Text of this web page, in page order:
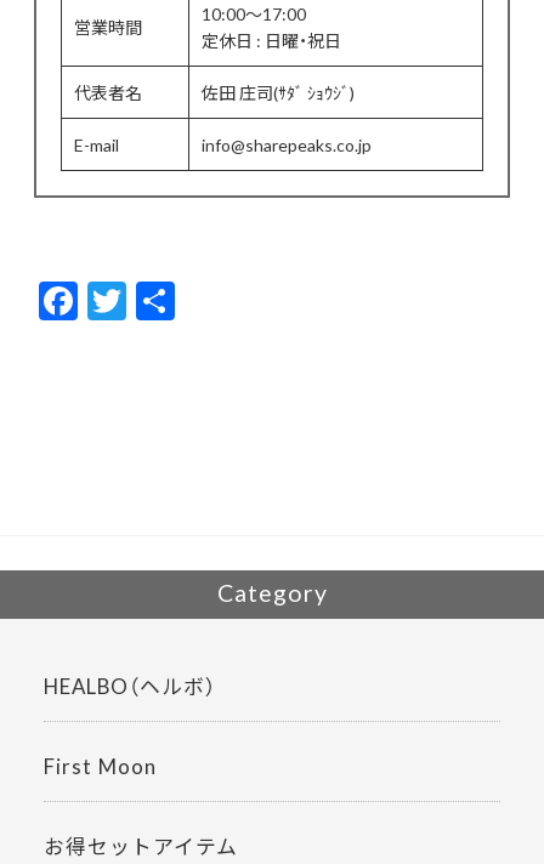
営業時間
10:00～17:00
定休日 : 日曜・祝日
代表者名 佐田 庄司(ｻﾀﾞ ｼｮｳｼﾞ)
E-mail info@sharepeaks.co.jp
F
ac
T
w
Category
HEALBO（ヘルボ）
First Moon
お得セットアイテム